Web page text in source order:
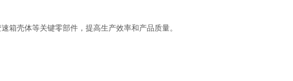
箱壳体等关键零部件，提高生产效率和产品质量。